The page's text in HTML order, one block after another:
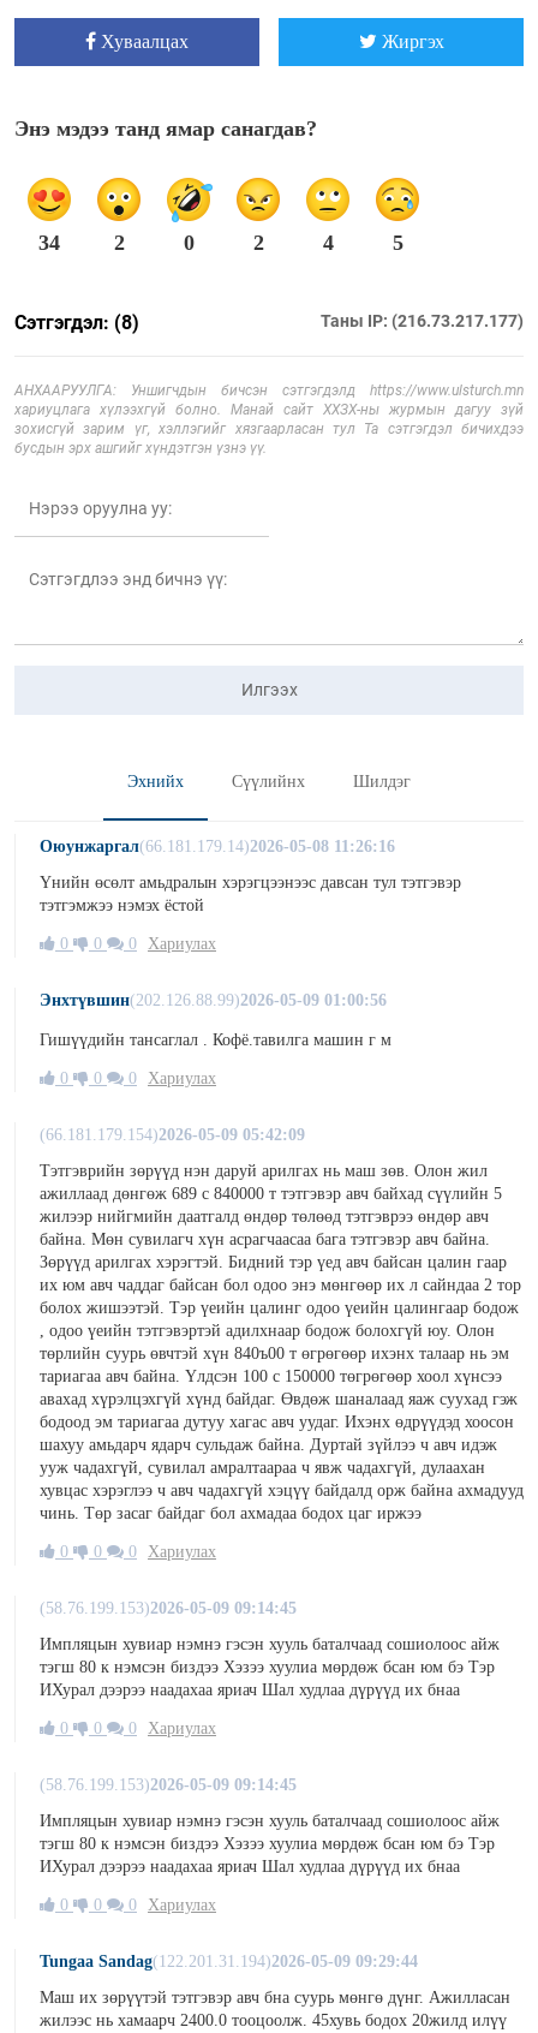
Хуваалцах Жиргэх
Энэ мэдээ танд ямар санагдав?
34 2 0 2 4 5
Сэтгэгдэл: (8) Таны IP: (216.73.217.177)
АНХААРУУЛГА: Уншигчдын бичсэн сэтгэгдэлд https://www.ulsturch.mn
хариуцлага хүлээхгүй болно. Манай сайт ХХЗХ-ны журмын дагуу зүй
зохисгүй зарим үг, хэллэгийг хязгаарласан тул Та сэтгэгдэл бичихдээ
бусдын эрх ашгийг хүндэтгэн үзнэ үү.
Илгээх
Эхнийх Сүүлийнх Шилдэг
Оюунжаргал(66.181.179.14)2026-05-08 11:26:16
Үнийн өсөлт амьдралын хэрэгцээнээс давсан тул тэтгэвэр
тэтгэмжээ нэмэх ёстой
0 0 0 Хариулах
Энхтүвшин(202.126.88.99)2026-05-09 01:00:56
Гишүүдийн тансаглал . Кофё.тавилга машин г м
0 0 0 Хариулах
(66.181.179.154)2026-05-09 05:42:09
Тэтгэврийн зөрүүд нэн даруй арилгах нь маш зөв. Олон жил
ажиллаад дөнгөж 689 с 840000 т тэтгэвэр авч байхад сүүлийн 5
жилээр нийгмийн даатгалд өндөр төлөөд тэтгэврээ өндөр авч
байна. Мөн сувилагч хүн асрагчаасаа бага тэтгэвэр авч байна.
Зөрүүд арилгах хэрэгтэй. Бидний тэр үед авч байсан цалин гаар
их юм авч чаддаг байсан бол одоо энэ мөнгөөр их л сайндаа 2 тор
болох жишээтэй. Тэр үеийн цалинг одоо үеийн цалингаар бодож
, одоо үеийн тэтгэвэртэй адилхнаар бодож болохгүй юу. Олон
төрлийн суурь өвчтэй хүн 840ъ00 т өгрөгөөр ихэнх талаар нь эм
тариагаа авч байна. Үлдсэн 100 с 150000 төгрөгөөр хоол хүнсээ
авахад хүрэлцэхгүй хүнд байдаг. Өвдөж шаналаад яаж суухад гэж
бодоод эм тариагаа дутуу хагас авч уудаг. Ихэнх өдрүүдэд хоосон
шахуу амьдарч ядарч сульдаж байна. Дуртай зүйлээ ч авч идэж
ууж чадахгүй, сувилал амралтаараа ч явж чадахгүй, дулаахан
хувцас хэрэглээ ч авч чадахгүй хэцүү байдалд орж байна ахмадууд
чинь. Төр засаг байдаг бол ахмадаа бодох цаг иржээ
0 0 0 Хариулах
(58.76.199.153)2026-05-09 09:14:45
Импляцын хувиар нэмнэ гэсэн хууль баталчаад сошиолоос айж
тэгш 80 к нэмсэн биздээ Хэзээ хуулиа мөрдөж бсан юм бэ Тэр
ИХурал дээрээ наадахаа яриач Шал худлаа дүрүүд их бнаа
0 0 0 Хариулах
(58.76.199.153)2026-05-09 09:14:45
Импляцын хувиар нэмнэ гэсэн хууль баталчаад сошиолоос айж
тэгш 80 к нэмсэн биздээ Хэзээ хуулиа мөрдөж бсан юм бэ Тэр
ИХурал дээрээ наадахаа яриач Шал худлаа дүрүүд их бнаа
0 0 0 Хариулах
Tungaa Sandag(122.201.31.194)2026-05-09 09:29:44
Маш их зөрүүтэй тэтгэвэр авч бна суурь мөнгө дүнг. Ажилласан
жилээс нь хамаарч 2400.0 тооцоолж. 45хувь бодох 20жилд илүү